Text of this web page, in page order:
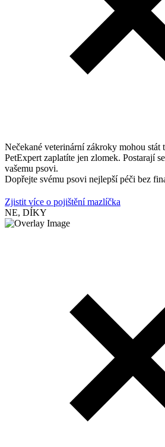
Nečekané veterinární zákroky mohou stát
PetExpert zaplatíte jen zlomek. Postarají
vašemu psovi.
Dopřejte svému psovi nejlepší péči bez
Zjistit více o pojištění mazlíčka
NE, DÍKY